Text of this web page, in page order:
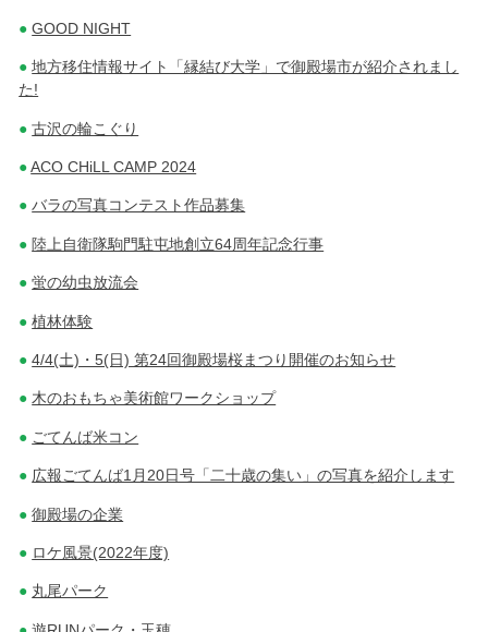
GOOD NIGHT
地方移住情報サイト「縁結び大学」で御殿場市が紹介されまし
た!
古沢の輪こぐり
ACO CHiLL CAMP 2024
バラの写真コンテスト作品募集
陸上自衛隊駒門駐屯地創立64周年記念行事
蛍の幼虫放流会
植林体験
4/4(土)・5(日) 第24回御殿場桜まつり開催のお知らせ
木のおもちゃ美術館ワークショップ
ごてんば米コン
広報ごてんば1月20日号「二十歳の集い」の写真を紹介します
御殿場の企業
ロケ風景(2022年度)
丸尾パーク